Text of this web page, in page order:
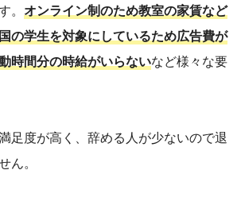
。 オンライン制のため教室の家賃など
の学生を対象にしているため広告費が
時間分の時給がいらないなど様々な要
足度が高く、辞める人が少ないので退
ん。